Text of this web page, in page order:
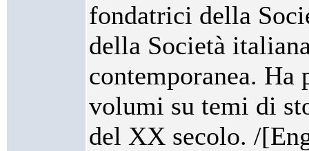
fondatrici della
della Società
contemporanea. Ha
volumi su temi di
del XX secolo. /